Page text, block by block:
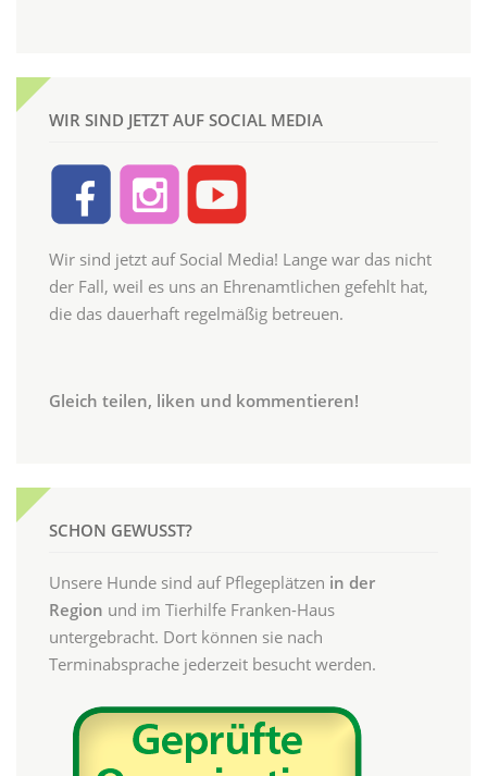
WIR SIND JETZT AUF SOCIAL MEDIA
Wir sind jetzt auf Social Media! Lange war das nicht
der Fall, weil es uns an Ehrenamtlichen gefehlt hat,
die das dauerhaft regelmäßig betreuen.
Gleich teilen, liken und kommentieren!
SCHON GEWUSST?
Unsere Hunde sind auf Pflegeplätzen in der
Region und im Tierhilfe Franken-Haus
untergebracht. Dort können sie nach
Terminabsprache jederzeit besucht werden.